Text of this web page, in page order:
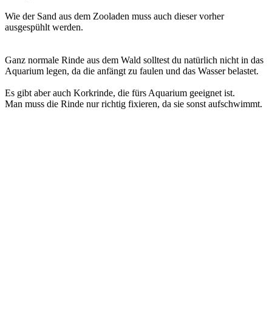
Wie der Sand aus dem Zooladen muss auch dieser vorher
ausgespühlt werden.
Ganz normale Rinde aus dem Wald solltest du natürlich nicht in das
Aquarium legen, da die anfängt zu faulen und das Wasser belastet.
Es gibt aber auch Korkrinde, die fürs Aquarium geeignet ist.
Man muss die Rinde nur richtig fixieren, da sie sonst aufschwimmt.